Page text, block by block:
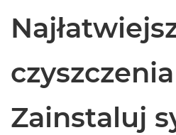
czyszczenia
Zainstaluj